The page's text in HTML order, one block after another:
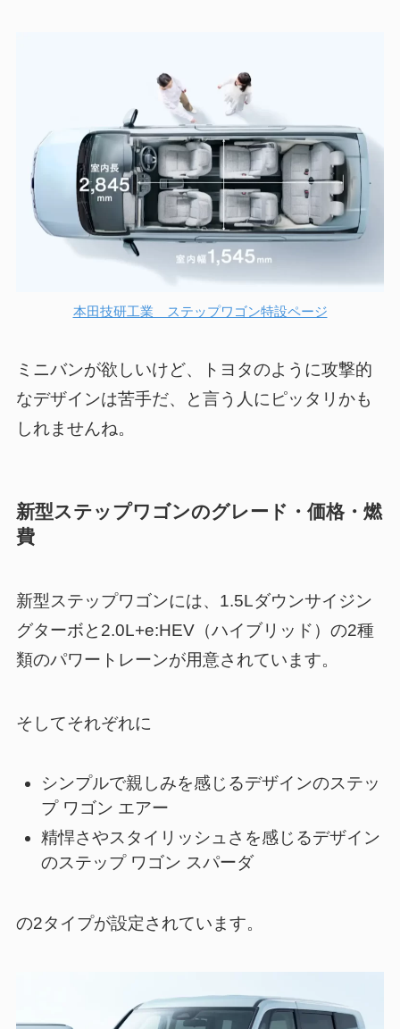
本田技研工業 ステップワゴン特設ページ
ミニバンが欲しいけど、トヨタのように攻撃的
なデザインは苦手だ、と言う人にピッタリ かも
しれませんね。
新型ステップワゴンのグレード・価格・燃
費
新型ステップワゴンには、 1.5Lダウンサイジン
グターボと 2.0L+e:HEV（ハイブリッド） の2種
類のパワートレーンが用意されています。
そしてそれぞれに
シンプルで親しみを感じるデザインのステッ
プ ワゴン エアー
精悍さやスタイリッシュさを感じるデザイン
のステップ ワゴン スパーダ
の2タイプが設定されています。